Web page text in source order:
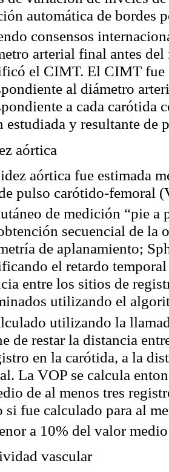
automática de bordes
consensos
arterial final antes
el CIMT. El CIMT fue
al diámetro
a cada carótida
estudiada y resultante de
aórtica
aórtica fue estimada
pulso carótido-femoral
de medición “pie a
secuencial de la
de aplanamiento;
el retardo
entre los sitios de
utilizando el
utilizando la
de restar la distancia
en la carótida, a la
La VOP se calcula
de al menos tres
si fue calculado para al
a 10% del valor
vascular